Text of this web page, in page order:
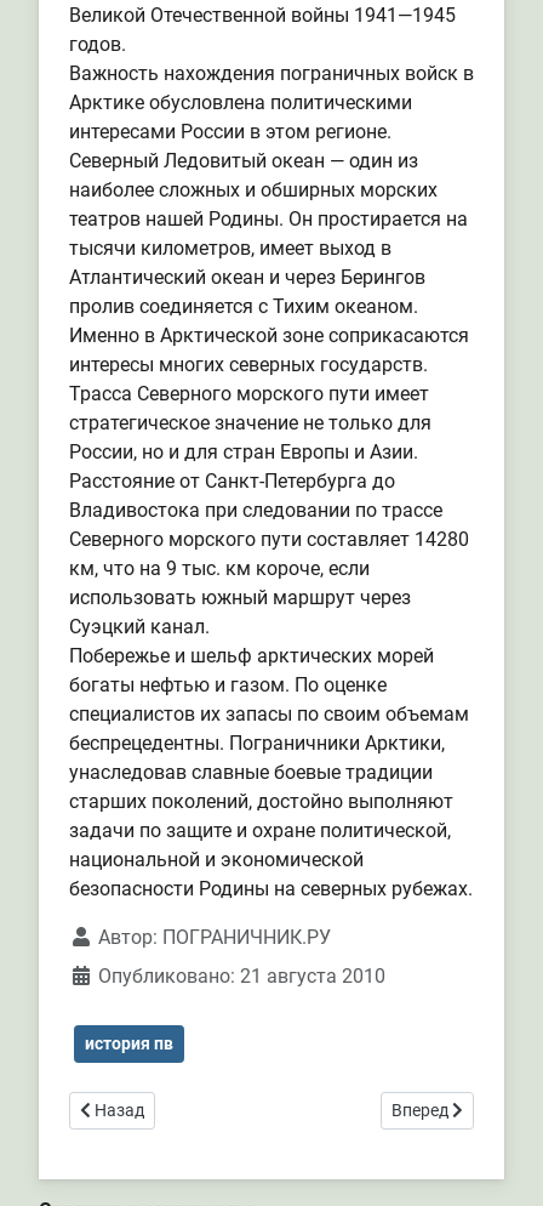
Великой Отечественной войны 1941—1945
годов.
Важность нахождения пограничных войск в
Арктике обусловлена политическими
интересами России в этом регионе.
Северный Ледовитый океан — один из
наиболее сложных и обширных морских
театров нашей Родины. Он простирается на
тысячи километров, имеет выход в
Атлантический океан и через Берингов
пролив соединяется с Тихим океаном.
Именно в Арктической зоне соприкасаются
интересы многих северных государств.
Трасса Северного морского пути имеет
стратегическое значение не только для
России, но и для стран Европы и Азии.
Расстояние от Санкт-Петербурга до
Владивостока при следовании по трассе
Северного морского пути составляет 14280
км, что на 9 тыс. км короче, если
использовать южный маршрут через
Суэцкий канал.
Побережье и шельф арктических морей
богаты нефтью и газом. По оценке
специалистов их запасы по своим объемам
беспрецедентны. Пограничники Арктики,
унаследовав славные боевые традиции
старших поколений, достойно выполняют
задачи по защите и охране политической,
национальной и экономической
безопасности Родины на северных рубежах.
Автор: ПОГРАНИЧНИК.РУ
Опубликовано: 21 августа 2010
история пв
Предыдущий: История ПВ по датам
Назад Следующий:
Вперед